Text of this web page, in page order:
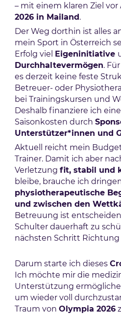
– mit einem klaren Ziel vor
2026 in Mailand.
Der Weg dorthin ist alles
mein Sport in Österreich
Erfolg viel Eigeninitiative
Durchhaltevermögen.
es derzeit keine feste
Betreuer- oder
bei Trainingskursen und
Deshalb finanziere ich
Saisonkosten durch
Unterstützer*innen und
Aktuell reicht mein
Trainer. Damit ich aber
Verletzung fit, stabil und
bleibe, brauche ich
physiotherapeutische
und zwischen den
Betreuung ist
Schulter dauerhaft zu
nächsten Schritt Richtung
Darum starte ich dieses
Ich möchte mir die
Unterstützung
um wieder voll
Traum von Olympia 2026